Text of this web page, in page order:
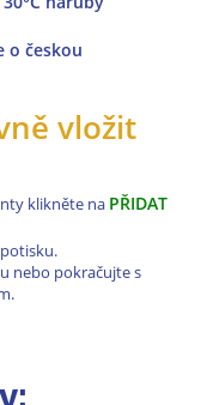
o českou
vložit
klikněte na PŘIDAT
nebo pokračujte s